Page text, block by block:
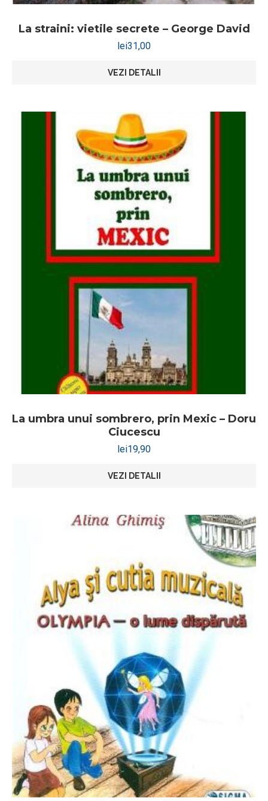
La straini: vietile secrete – George David
lei31,00
VEZI DETALII
La umbra unui sombrero, prin Mexic – Doru
Ciucescu
lei19,90
VEZI DETALII